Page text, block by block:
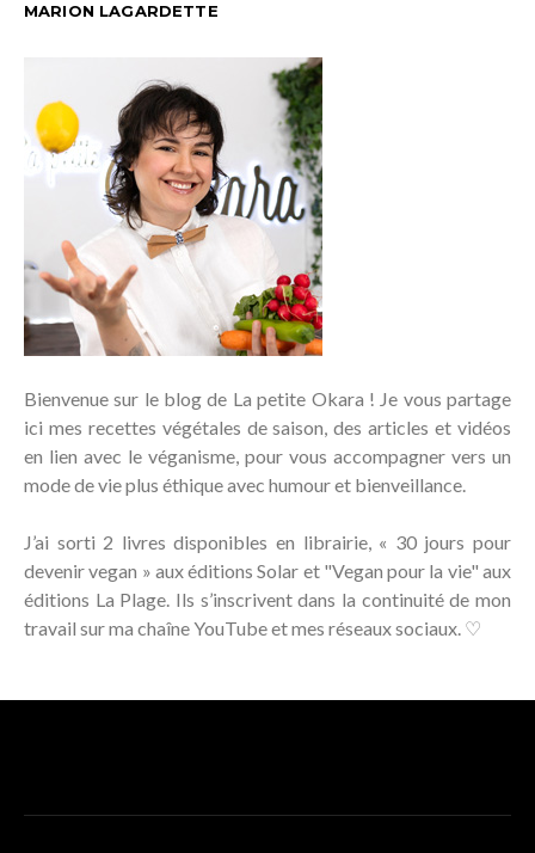
MARION LAGARDETTE
Bienvenue sur le blog de La petite Okara ! Je vous partage
ici mes recettes végétales de saison, des articles et vidéos
en lien avec le véganisme, pour vous accompagner vers un
mode de vie plus éthique avec humour et bienveillance.
J’ai sorti 2 livres disponibles en librairie, « 30 jours pour
devenir vegan » aux éditions Solar et "Vegan pour la vie" aux
éditions La Plage. Ils s’inscrivent dans la continuité de mon
travail sur ma chaîne YouTube et mes réseaux sociaux. ♡